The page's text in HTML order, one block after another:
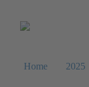
Sprache auswählen
Home 2025